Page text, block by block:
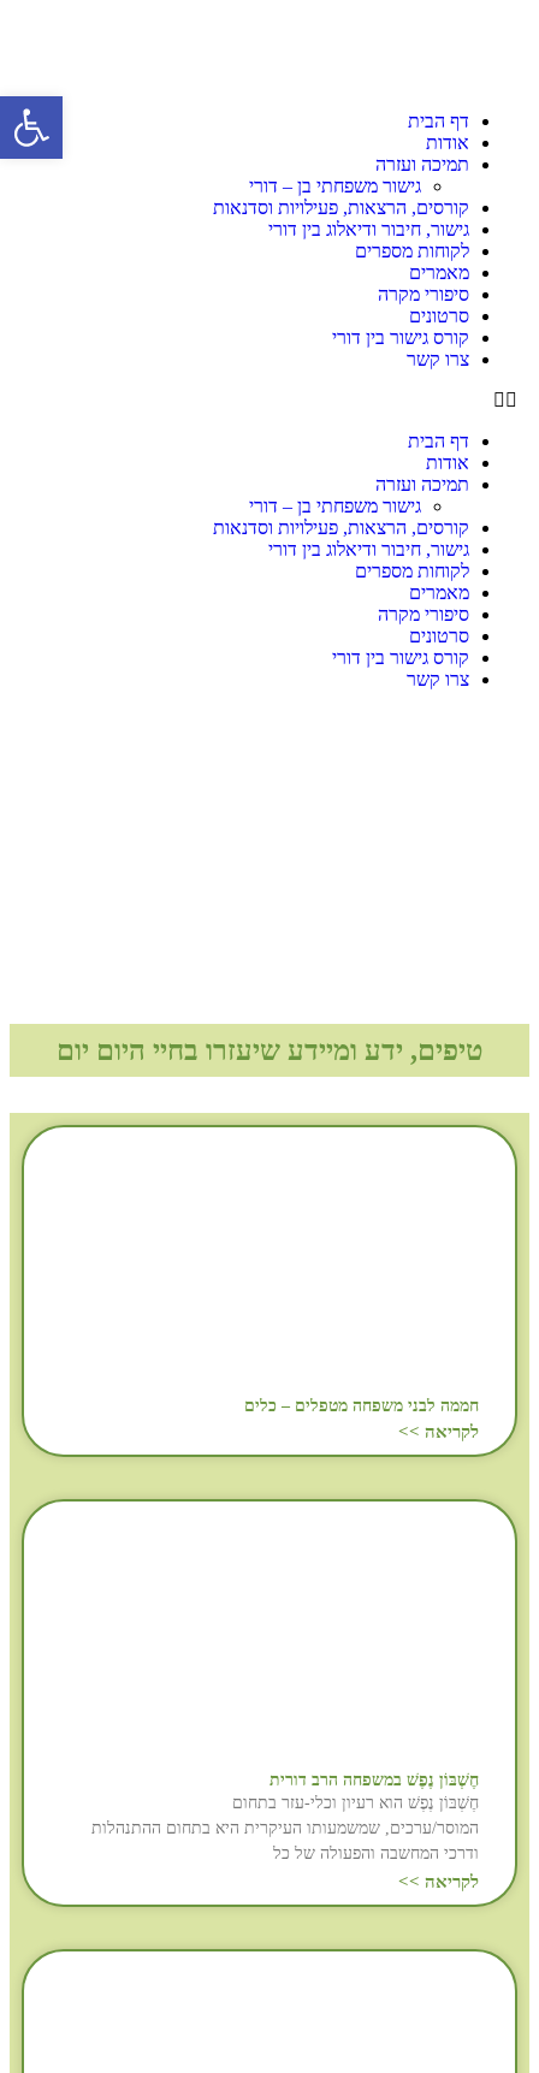
פתח
דף הבית
אודות
תמיכה ועזרה
גישור משפחתי בן – דורי
קורסים, הרצאות, פעילויות וסדנאות
גישור, חיבור ודיאלוג בין דורי
לקוחות מספרים
מאמרים
סיפורי מקרה
סרטונים
קורס גישור בין דורי
צרו קשר
דף הבית
אודות
תמיכה ועזרה
גישור משפחתי בן – דורי
קורסים, הרצאות, פעילויות וסדנאות
גישור, חיבור ודיאלוג בין דורי
לקוחות מספרים
מאמרים
סיפורי מקרה
סרטונים
קורס גישור בין דורי
צרו קשר
טיפים, ידע ומיידע שיעזרו בחיי היום יום
חממה לבני משפחה מטפלים – כלים
לקריאה >>
חֶשְׁבּוֹן נֶפֶשׁ במשפחה הרב דורית
חֶשְׁבּוֹן נֶפֶשׁ הוא רעיון וכלי-עזר בתחום
המוסר/ערכים, שמשמעותו העיקרית היא בתחום ההתנהלות
ודרכי המחשבה והפעולה של כל
לקריאה >>